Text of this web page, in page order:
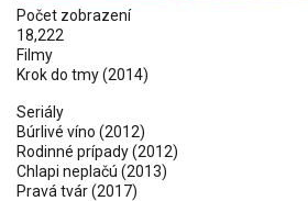
Počet zobrazení
18,222
Filmy
Krok do tmy(2014)
Seriály
Búrlivé víno (2012)
Rodinné prípady (2012)
Chlapi neplačú (2013)
Pravá tvár (2017)